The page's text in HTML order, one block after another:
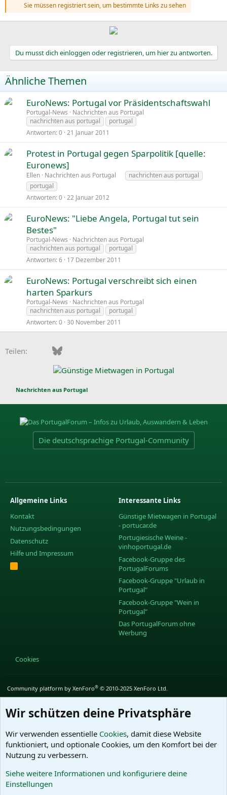
Sie müssen registriert sein, um bestimmte Links zu sehen
Du musst dich einloggen oder registrieren, um hier zu antworten.
Ähnliche Themen
EuroNews: Portugal vor Präsidentschaftswahl
Portugal-News
Nachrichten aus Portugal
nachrichten aus portugal
portugal
Antworten 0 21 Januar 2011
Protest in Portugal gegen Sparpolitik [quelle:
Euronews]
Ellen Nachrichten aus Portugal
nachrichten aus portugal
portugal
Antworten 0 22 Januar 2012
EuroNews: "Liebe Angela, Portugal tut sein
Bestes"
Portugal-News
Nachrichten aus Portugal
nachrichten aus portugal
portugal
Antworten 6 17 Dezember 2011
EuroNews: Portugal verschreibt sich einen
harten Sparkurs
Portugal-News
Nachrichten aus Portugal
nachrichten aus portugal
portugal
Antworten 0 30 November 2011
Teilen: FacebookBluesky
Nachrichten aus Portugal
Die deutschsprachige Portugal-Community
Allgemeine Links
Kontakt
Nutzungsbedingungen
Datenschutz
Hilfe und Impressum
R
S
Interessante Links
Günstige Mietwagen in Portugal
- portucar.de
Portugiesische Weine -
vinhoportugal.de
Facebook-Gruppe des
PortugalForums
Facebook-Gruppe "Urlaub in
Portugal"
Facebook-Gruppe "Wein in
Portugal"
Das PortugalForum ohne
Werbung
Cookies
Community platform by XenForo® © 2010-2025 XenForo Ltd.
Wir schützen deine Privatsphäre
Wir verwenden essentielle Cookies, damit diese Website
funktioniert, und optionale Cookies, um den Komfort bei der
Nutzung zu verbessern.
Siehe weitere Informationen und konfiguriere deine
Einstellungen